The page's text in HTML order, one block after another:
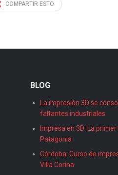
COMPARTIR ESTO
BLOG
La impresión 3D se
faltantes industriales
Impresa en 3D: La
Patagonia
Córdoba: Curso de
Villa Corina